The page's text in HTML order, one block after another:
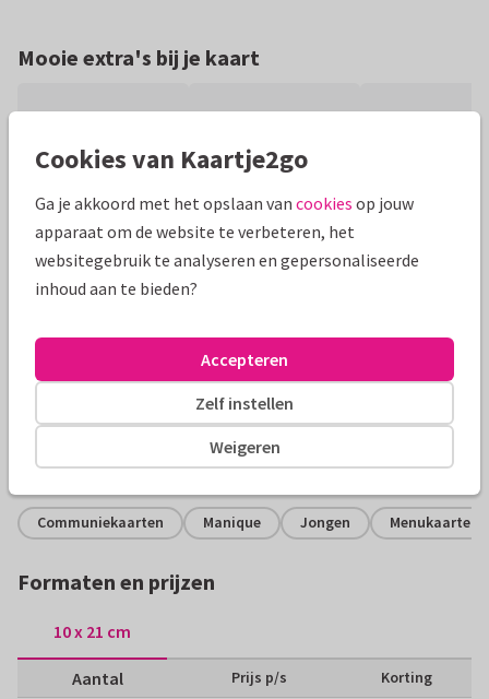
Mooie extra's bij je kaart
Productinformatie
Stoere bedankkaart voor een communiefeest met leuke
pijltjes en jungle bladeren op de achtergrond.
Alle kaarten zijn helemaal naar wens aan te passen
Communiekaarten Manique Jongen Menukaarten
Formaten en prijzen
10 x 21 cm
Aantal Prijs p/s Korting
Cookies van Kaartje2go
Ga je akkoord met het opslaan van cookies op jouw
apparaat om de website te verbeteren, het
websitegebruik te analyseren en gepersonaliseerde
inhoud aan te bieden?
Weigeren
Zelf instellen
Accepteren